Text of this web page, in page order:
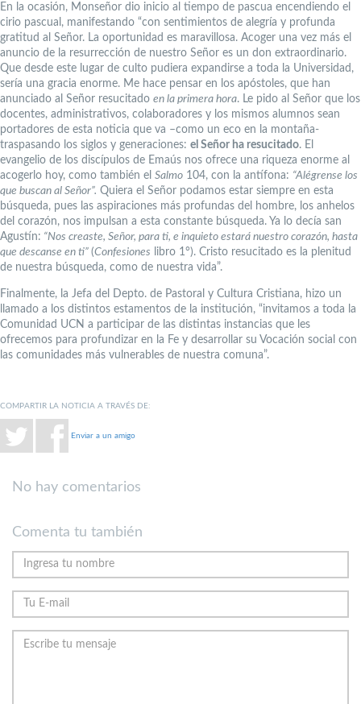
En la ocasión, Monseñor dio inicio al tiempo de pascua encendiendo el
cirio pascual, manifestando “con sentimientos de alegría y profunda
gratitud al Señor. La oportunidad es maravillosa. Acoger una vez más el
anuncio de la resurrección de nuestro Señor es un don extraordinario.
Que desde este lugar de culto pudiera expandirse a toda la Universidad,
sería una gracia enorme. Me hace pensar en los apóstoles, que han
anunciado al Señor resucitado en la primera hora. Le pido al Señor que los
docentes, administrativos, colaboradores y los mismos alumnos sean
portadores de esta noticia que va –como un eco en la montaña-
traspasando los siglos y generaciones: el Señor ha resucitado. El
evangelio de los discípulos de Emaús nos ofrece una riqueza enorme al
acogerlo hoy, como también el Salmo 104, con la antífona: “Alégrense los
que buscan al Señor”. Quiera el Señor podamos estar siempre en esta
búsqueda, pues las aspiraciones más profundas del hombre, los anhelos
del corazón, nos impulsan a esta constante búsqueda. Ya lo decía san
Agustín: “Nos creaste, Señor, para ti, e inquieto estará nuestro corazón, hasta
que descanse en ti” (Confesiones libro 1°). Cristo resucitado es la plenitud
de nuestra búsqueda, como de nuestra vida”.
Finalmente, la Jefa del Depto. de Pastoral y Cultura Cristiana, hizo un
llamado a los distintos estamentos de la institución, “invitamos a toda la
Comunidad UCN a participar de las distintas instancias que les
ofrecemos para profundizar en la Fe y desarrollar su Vocación social con
las comunidades más vulnerables de nuestra comuna”.
COMPARTIR LA NOTICIA A TRAVÉS DE:
Enviar a un amigo
No hay comentarios
Comenta tu también